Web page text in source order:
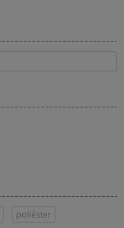
poliéster